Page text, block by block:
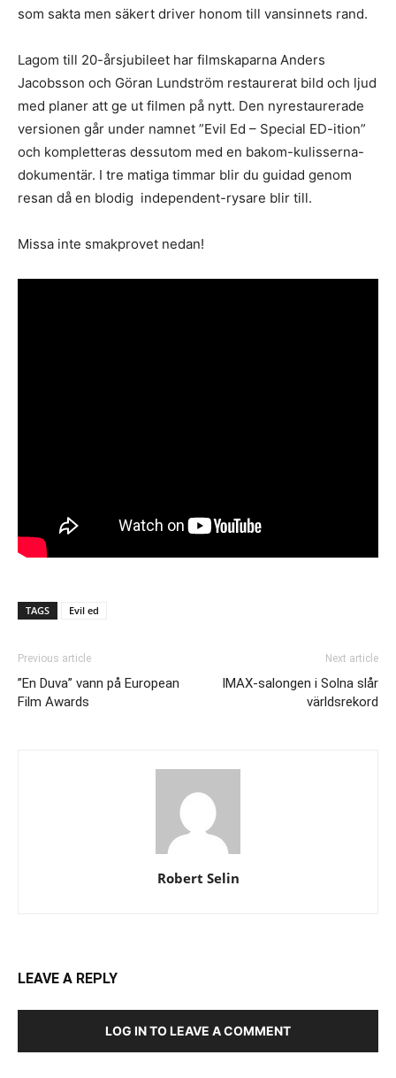
som sakta men säkert driver honom till vansinnets rand.
Lagom till 20-årsjubileet har filmskaparna Anders
Jacobsson och Göran Lundström restaurerat bild och ljud
med planer att ge ut filmen på nytt. Den nyrestaurerade
versionen går under namnet ”Evil Ed – Special ED-ition”
och kompletteras dessutom med en bakom-kulisserna-
dokumentär. I tre matiga timmar blir du guidad genom
resan då en blodig independent-rysare blir till.
Missa inte smakprovet nedan!
TAGS Evil ed
Previous article
”En Duva” vann på European
Film Awards
Next article
IMAX-salongen i Solna slår
världsrekord
Robert Selin
LEAVE A REPLY
LOG IN TO LEAVE A COMMENT